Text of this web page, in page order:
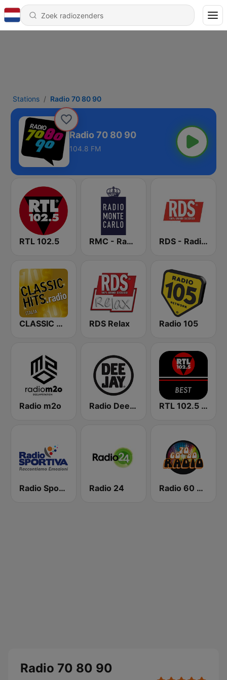
Stations Radio 70 80 90
Radio 70 80 90
104.8 FM
RTL 102.5 RMC - Radio Monte Carlo RDS - Radio Dimensione Suono
CLASSIC HITS anni 70 80 90 RDS Relax Radio 105
Radio m2o Radio Deejay RTL 102.5 - Best
Radio Sportiva Radio 24 Radio 60 70 80
Radio 70 80 90